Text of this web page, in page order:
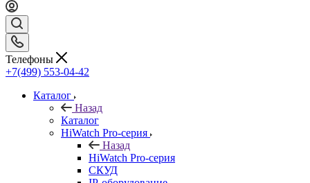
Телефоны
+7(499) 553-04-42
Каталог
Назад
Каталог
HiWatch Pro-серия
Назад
HiWatch Pro-серия
CКУД